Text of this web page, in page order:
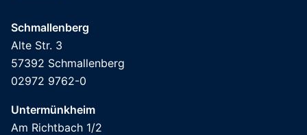
Schmallenberg
Alte Str. 3
57392 Schmallenberg
02972 9762-0
Untermünkheim
Am Richtbach 1/2